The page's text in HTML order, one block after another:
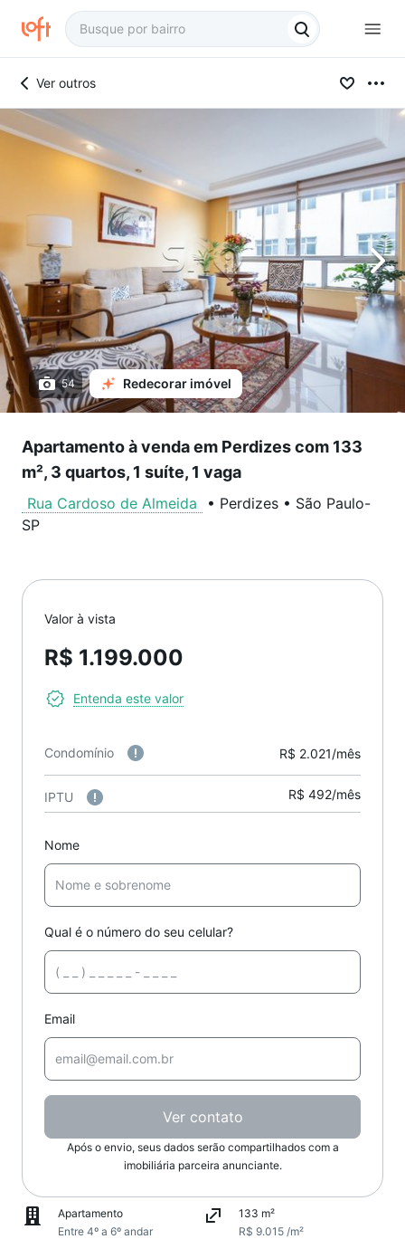
Ver outros
54 Redecorar imóvel
Apartamento à venda em Perdizes com 133
m², 3 quartos, 1 suíte, 1 vaga
Rua Cardoso de Almeida • Perdizes • São Paulo-
SP
Valor à vista
R$ 1.199.000
Entenda este valor
Condomínio R$ 2.021/mês
IPTU R$ 492/mês
Nome
Qual é o número do seu celular?
Email
Ver contato
Após o envio, seus dados serão compartilhados com a
imobiliária parceira anunciante.
Apartamento
Entre 4º a 6º andar
133 m²
R$ 9.015 /m²